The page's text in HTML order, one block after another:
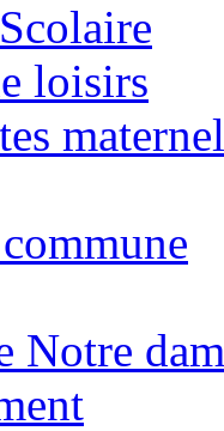
loisirs
Notre